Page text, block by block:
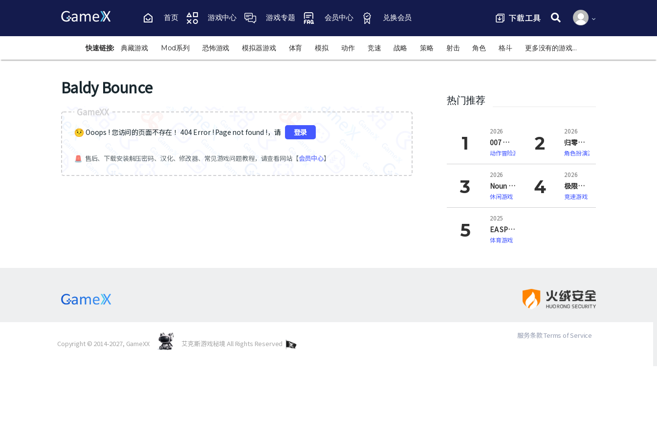
首页 游戏中心 游戏专题 会员中心 兑换会员
搜索:
快速链接: 典藏游戏 Mod系列 恐怖游戏 模拟器游戏 体育 模拟 动作 竞速 战略 策略 射击 角色 格斗 更多没有的游戏…
Baldy Bounce
GameXX
Ooops ! 您访问的页面不存在 ！404 Error ! Page not found !，请 登录
售后、下载安装解压密码、汉化、修改器、常见游戏问题教程，请查看网站【会员中心】
热门推荐
2026
007 初露锋芒（007 First Light）
动作冒险游戏
2026
归零巡礼：亡谍镇魂曲（ZERO PARADES: For Dead Spies）
角色扮演游戏
2026
Noun Town 语言学习（Noun Town Language Learning）
休闲游戏
2026
极限竞速：地平线6（Forza Horizon 6）
竞速游戏
2025
EA SPORTS FC 26
体育游戏
Copyright © 2014-2027, GameXX 艾克斯游戏秘境 All Rights Reserved
服务条款 Terms of Service